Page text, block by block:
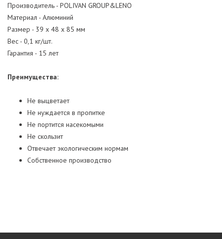
Производитель - POLIVAN GROUP&LENO
Материал - Алюминий
Размер - 39 х 48 х 85 мм
Вес - 0,1 кг/шт.
Гарантия - 15 лет
Преимущества:
Не выцветает
Не нуждается в пропитке
Не портится насекомыми
Не скользит
Отвечает экологическим нормам
Собственное производство